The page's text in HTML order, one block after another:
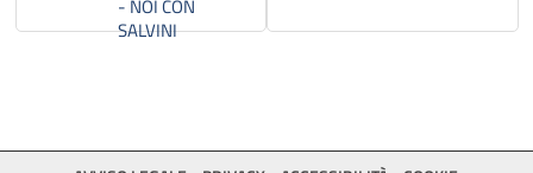
- NOI CON
SALVINI